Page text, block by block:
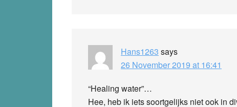
Hans1263 says
26 November 2019 at 16:41
“Healing water”…
Hee, heb ik iets soortgelijks niet ook in